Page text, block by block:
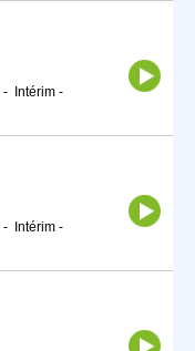
- Intérim -
- Intérim -